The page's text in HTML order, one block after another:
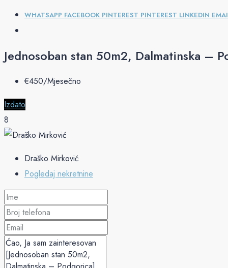
WHATSAPP FACEBOOK PINTEREST PINTEREST LINKEDIN
Jednosoban stan 50m2, Dalmatinska –
€‎450/Mjesečno
Izdato
8
Draško Mirković
Pogledaj nekretnine